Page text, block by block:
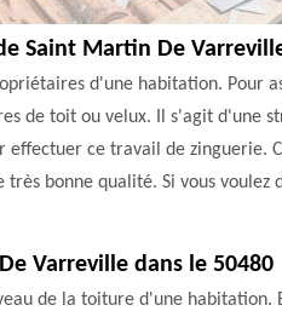
Saint Martin De
d'une habitation. Pour
de toit ou velux. Il s'agit d'une
effectuer ce travail de zinguerie.
bonne qualité. Si vous voulez
Varreville dans le 50480
de la toiture d'une habitation.